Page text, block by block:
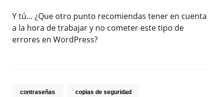
Y tú… ¿Que otro punto recomiendas tener en cuenta
a la hora de trabajar y no cometer este tipo de
errores en WordPress?
contraseñas copias de seguridad